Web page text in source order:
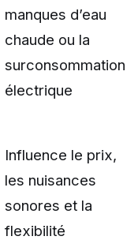
manques d’eau
chaude ou la
surconsommation
électrique
Influence le prix,
les nuisances
sonores et la
flexibilité